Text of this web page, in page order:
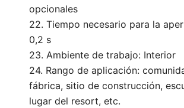
opcionales
22. Tiempo necesario para la
0,2 s
23. Ambiente de trabajo: Interior
24. Rango de aplicación:
fábrica, sitio de construcción,
lugar del resort, etc.